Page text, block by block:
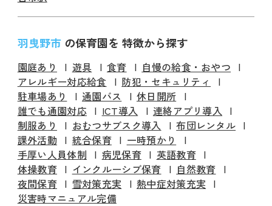
羽曳野市 の保育園を 特徴から探す
園庭あり 遊具 食育
自慢の給食・おやつ
アレルギー対応給食
防犯・セキュリティ
駐車場あり
通園バス
休日開所
誰でも通園対応
ICT導入
連絡アプリ導入
制服あり
おむつサブスク導入
布団レンタル
課外活動
統合保育
一時預かり
手厚い人員体制
病児保育
英語教育
体操教育
インクルーシブ保育
自然教育
夜間保育
雪対策充実
熱中症対策充実
災害時マニュアル完備